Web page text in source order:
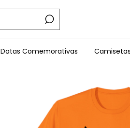
Datas Comemorativas